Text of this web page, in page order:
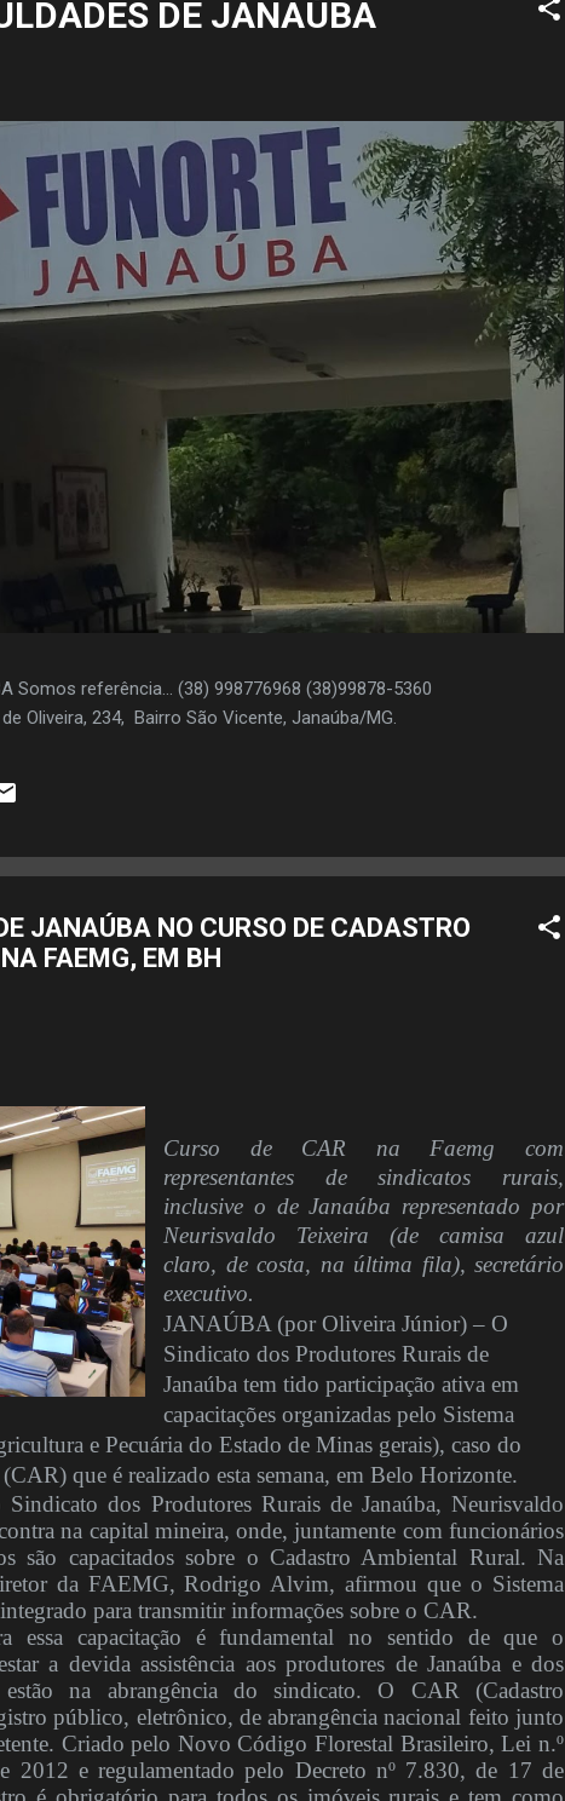
DE JANAÚBA
Somos referência... (38) 998776968 (38)99878-5360
Oliveira, 234, Bairro São Vicente, Janaúba/MG.
JANAÚBA NO CURSO DE CADASTRO
FAEMG, EM BH
Curso de CAR na Faemg com
representantes de sindicatos rurais,
inclusive o de Janaúba representado por
Neurisvaldo Teixeira (de camisa azul
claro, de costa, na última fila), secretário
executivo.
JANAÚBA (por Oliveira Júnior) – O
Sindicato dos Produtores Rurais de
Janaúba tem tido participação ativa em
capacitações organizadas pelo Sistema
e Pecuária do Estado de Minas gerais), caso do
que é realizado esta semana, em Belo Horizonte.
dos Produtores Rurais de Janaúba, Neurisvaldo
na capital mineira, onde, juntamente com funcionários
são capacitados sobre o Cadastro Ambiental Rural. Na
da FAEMG, Rodrigo Alvim, afirmou que o Sistema
para transmitir informações sobre o CAR.
essa capacitação é fundamental no sentido de que o
a devida assistência aos produtores de Janaúba e dos
na abrangência do sindicato. O CAR (Cadastro
público, eletrônico, de abrangência nacional feito junto
Criado pelo Novo Código Florestal Brasileiro, Lei n.º
2012 e regulamentado pelo Decreto nº 7.830, de 17 de